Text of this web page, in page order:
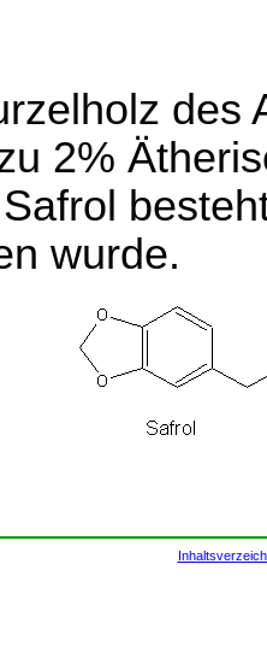
des
2%
wurde.